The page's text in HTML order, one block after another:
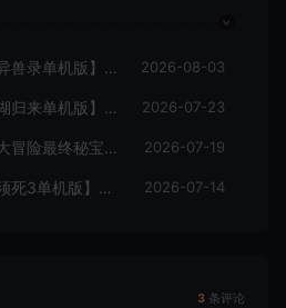
爱游网单亲测【山海经异兽录单机版】最新整理11赛季代金券内购版 带GM物品充值后台 模拟器手游 解压一键端 视频安装教学+手工端文本教学 2026-08-03
爱游网单亲测【热血江湖归来单机版】最新整理7职业精修多项修复 带网页GM物品后台 代金券内购 虚拟机一键端视频安装教学+手工端文本教学 2026-07-23
爱游网单亲测【海贼王大冒险最终秘宝】最新整理单机修复版 带网页GM充值物品后台 回合制抽卡模拟器手游 虚拟机一键端视频教学+手工端文本教学 2026-07-19
爱游网单亲测【忍者必须死3单机版】最新整理代金券内购横版跑酷手游单机虚拟机一键端带GM邮件后台 视频安装教学 2026-07-14
3 条评论